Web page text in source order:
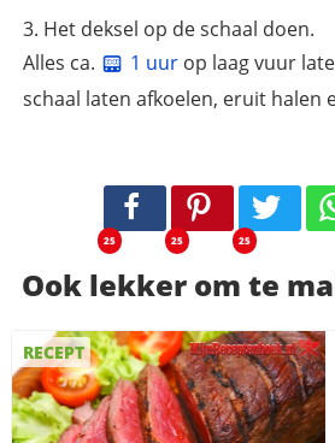
Het deksel op de schaal doen.
Alles ca.
1 uurop laag vuur
schaal laten afkoelen, eruit halen
25 25 25
Ook lekker om te
RECEPT